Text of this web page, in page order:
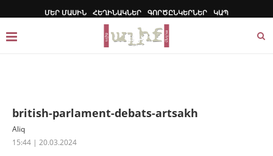
ՄԵՐ ՄԱՍԻՆ ՀԵՂԻՆԱԿՆԵՐ ԳՈՐԾԸՆԿԵՐՆԵՐ ԿԱՊ
british-parlament-debats-artsakh
Aliq
15:44 | 20.03.2024